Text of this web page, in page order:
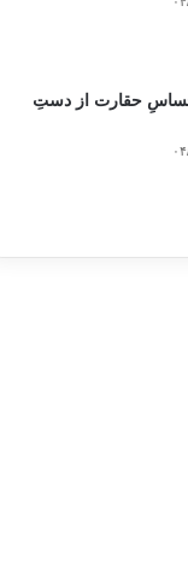
حقارت از دستِ